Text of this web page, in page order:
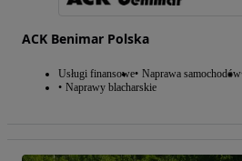
ACK Benimar Polska
Usługi finansowe Naprawa samochodów
Naprawy blacharskie